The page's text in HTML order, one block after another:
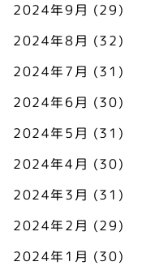
2024年9月 (29)
2024年8月 (32)
2024年7月 (31)
2024年6月 (30)
2024年5月 (31)
2024年4月 (30)
2024年3月 (31)
2024年2月 (29)
2024年1月 (30)